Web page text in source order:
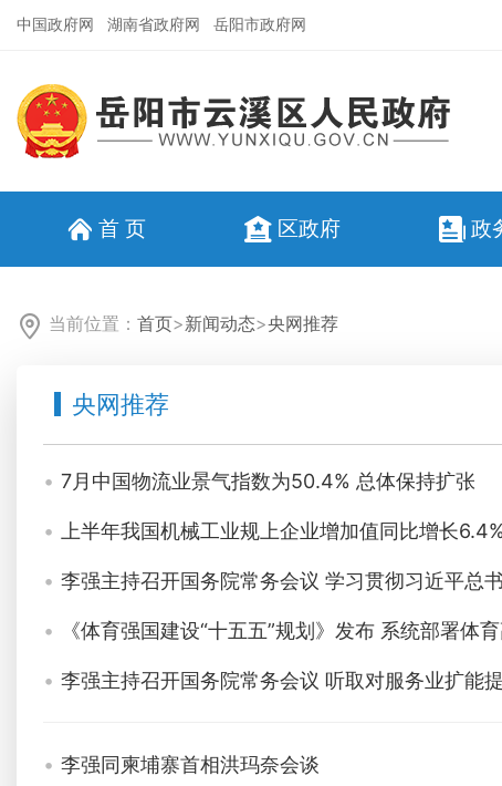
中国政府网 湖南省政府网 岳阳市政府网
首 页 区政府 政
当前位置： 首页>新闻动态>央网推荐
央网推荐
7月中国物流业景气指数为50.4% 总体保持扩张
上半年我国机械工业规上企业增加值同比增长6.4%
李强主持召开国务院常务会议 学习贯彻习近平总
《体育强国建设“十五五”规划》发布 系统部署体
李强主持召开国务院常务会议 听取对服务业扩能
李强同柬埔寨首相洪玛奈会谈